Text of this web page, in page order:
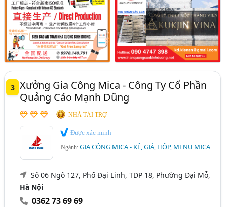
3 Xưởng Gia Công Mica - Công Ty Cổ Phần
Quảng Cáo Mạnh Dũng
NHÀ TÀI TRỢ
Được xác minh
Ngành:GIA CÔNG MICA - KỆ, GIÁ, HỘP, MENU MICA
Số 06 Ngõ 127, Phố Đại Linh, TDP 18, Phường Đại Mỗ,
Hà Nội
0362 73 69 69